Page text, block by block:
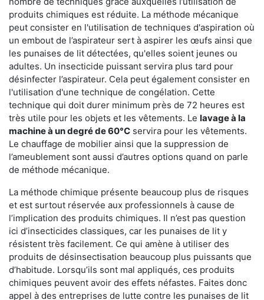
produits chimiques est réduite. La méthode mécanique
peut consister en l'utilisation de techniques d'aspiration où
un embout de l’aspirateur sert à aspirer les œufs ainsi que
les punaises de lit détectées, qu'elles soient jeunes ou
adultes. Un insecticide puissant servira plus tard pour
désinfecter l’aspirateur. Cela peut également consister en
l'utilisation d'une technique de congélation. Cette
technique qui doit durer minimum près de 72 heures est
très utile pour les objets et les vêtements. Le lavage à la
machine à un degré de 60°C servira pour les vêtements.
Le chauffage de mobilier ainsi que la suppression de
l’ameublement sont aussi d’autres options quand on parle
de méthode mécanique.
La méthode chimique présente beaucoup plus de risques
et est surtout réservée aux professionnels à cause de
l’implication des produits chimiques. Il n’est pas question
ici d’insecticides classiques, car les punaises de lit y
résistent très facilement. Ce qui amène à utiliser des
produits de désinsectisation beaucoup plus puissants que
d’habitude. Lorsqu’ils sont mal appliqués, ces produits
chimiques peuvent avoir des effets néfastes. Faites donc
appel à des entreprises de lutte contre les punaises de lit